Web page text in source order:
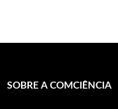
SOBRE A COMCIÊNCIA